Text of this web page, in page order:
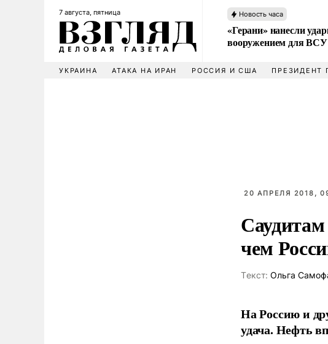
7 августа, пятница Новость часа
«Герани» нанесли
вооружением для ВСУ
УКРАИНА АТАКА НА ИРАН РОССИЯ И США ПРЕЗИДЕНТ
20 АПРЕЛЯ 2018,
чем
Tекст: Ольга
На Россию и
удача. Нефть